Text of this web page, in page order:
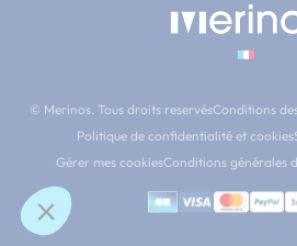
© Merinos. Tous droits reservésConditions
Politique de confidentialité et cookies
Gérer mes cookiesConditions générales